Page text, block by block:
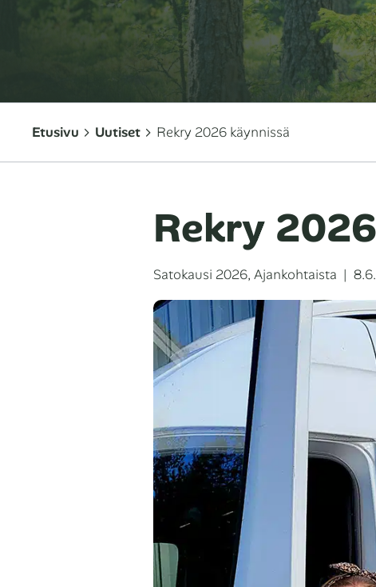
Etusivu Uutiset Rekry 2026 käynnissä
Rekry
Kategoriat
Satokausi 2026, Ajankohtaista